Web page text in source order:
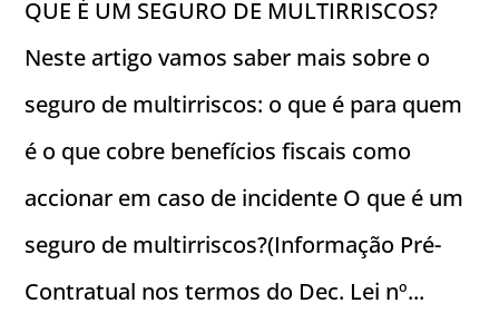
QUE É UM SEGURO DE MULTIRRISCOS?
Neste artigo vamos saber mais sobre o
seguro de multirriscos: o que é para quem
é o que cobre benefícios fiscais como
accionar em caso de incidente O que é um
seguro de multirriscos?(Informação Pré-
Contratual nos termos do Dec. Lei nº...